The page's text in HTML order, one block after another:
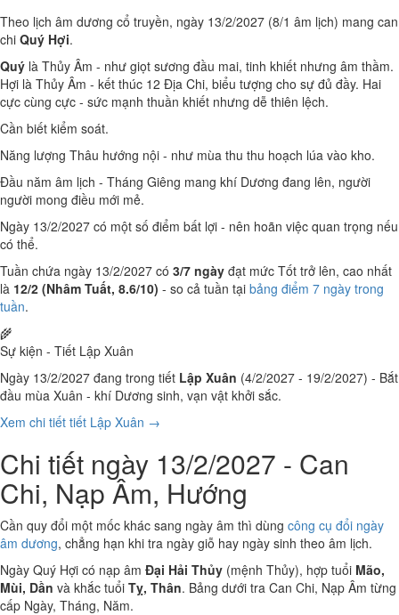
Theo lịch âm dương cổ truyền, ngày 13/2/2027 (8/1 âm lịch) mang can
chi Quý Hợi.
Quý là Thủy Âm - như giọt sương đầu mai, tinh khiết nhưng âm thầm.
Hợi là Thủy Âm - kết thúc 12 Địa Chi, biểu tượng cho sự đủ đầy. Hai
cực cùng cực - sức mạnh thuần khiết nhưng dễ thiên lệch.
Cần biết kiểm soát.
Năng lượng Thâu hướng nội - như mùa thu thu hoạch lúa vào kho.
Đầu năm âm lịch - Tháng Giêng mang khí Dương đang lên, người
người mong điều mới mẻ.
Ngày 13/2/2027 có một số điểm bất lợi - nên hoãn việc quan trọng nếu
có thể.
Tuần chứa ngày 13/2/2027 có 3/7 ngày đạt mức Tốt trở lên, cao nhất
là 12/2 (Nhâm Tuất, 8.6/10) - so cả tuần tại bảng điểm 7 ngày trong
tuần.
🌾
Sự kiện - Tiết Lập Xuân
Ngày 13/2/2027 đang trong tiết Lập Xuân (4/2/2027 - 19/2/2027) - Bắt
đầu mùa Xuân - khí Dương sinh, vạn vật khởi sắc.
Xem chi tiết tiết Lập Xuân →
Chi tiết ngày 13/2/2027 - Can
Chi, Nạp Âm, Hướng
Cần quy đổi một mốc khác sang ngày âm thì dùng công cụ đổi ngày
âm dương, chẳng hạn khi tra ngày giỗ hay ngày sinh theo âm lịch.
Ngày Quý Hợi có nạp âm Đại Hải Thủy (mệnh Thủy), hợp tuổi Mão,
Mùi, Dần và khắc tuổi Tỵ, Thân. Bảng dưới tra Can Chi, Nạp Âm từng
cấp Ngày, Tháng, Năm.